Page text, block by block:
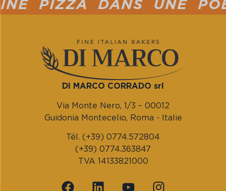
PIZZA DANS UNE
DI MARCO CORRADO srl
Via Monte Nero, 1/3 – 00012
Guidonia Montecelio, Roma - Italie
Tél. (+39) 0774.572804
(+39) 0774.363847
TVA 14133821000